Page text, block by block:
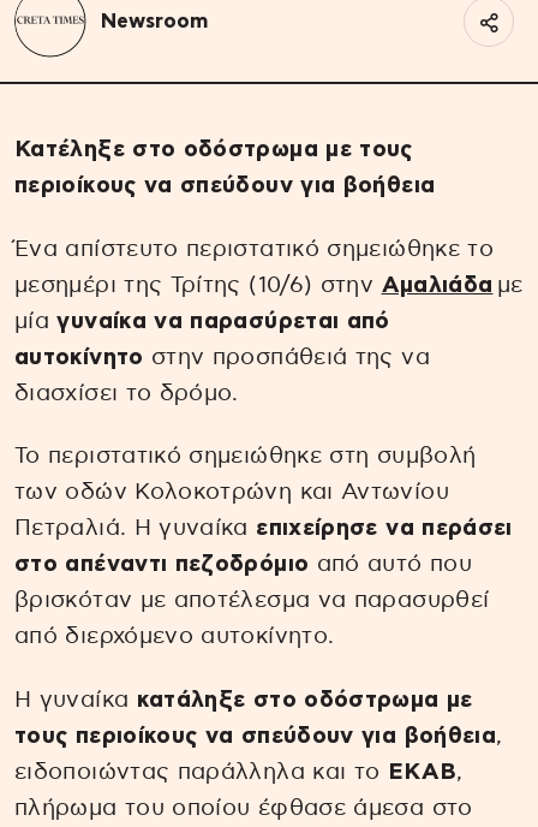
Newsroom
Κατέληξε στο οδόστρωμα με τους
περιοίκους να σπεύδουν για βοήθεια
Ένα απίστευτο περιστατικό σημειώθηκε το
μεσημέρι της Τρίτης (10/6) στην Αμαλιάδα με
μίαγυναίκα να παρασύρεται από
αυτοκίνητο στην προσπάθειά της να
διασχίσει το δρόμο.
Το περιστατικό σημειώθηκε στη συμβολή
των οδών Κολοκοτρώνη και Αντωνίου
Πετραλιά. Η γυναίκα επιχείρησε να περάσει
στο απέναντι πεζοδρόμιο από αυτό που
βρισκόταν με αποτέλεσμα να παρασυρθεί
από διερχόμενο αυτοκίνητο.
Η γυναίκα κατάληξε στο οδόστρωμα με
τους περιοίκους να σπεύδουν για βοήθεια,
ειδοποιώντας παράλληλα και το
ΕΚΑΒ,
πλήρωμα του οποίου έφθασε άμεσα στο